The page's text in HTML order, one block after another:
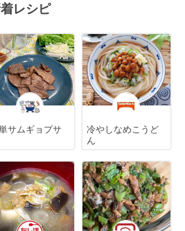
レシピ
サムギョプサ
冷やしなめこうど
ん